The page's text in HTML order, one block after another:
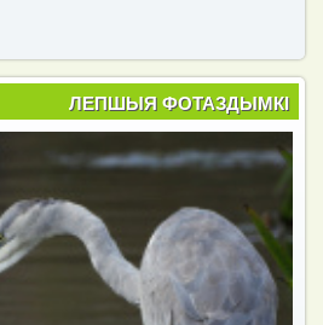
ЛЕПШЫЯ ФОТАЗДЫМКІ